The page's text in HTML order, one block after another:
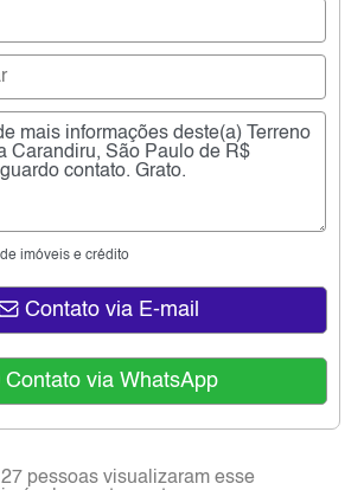
imóveis e crédito
Contato via E-mail
Contato via WhatsApp
27 pessoas visualizaram esse